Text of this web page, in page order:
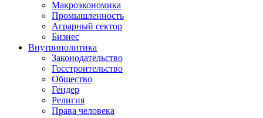
Макроэкономика
Промышленность
Аграрный сектор
Бизнес
Внутриполитика
Законодательство
Госстроительство
Общество
Гендер
Религия
Права человека